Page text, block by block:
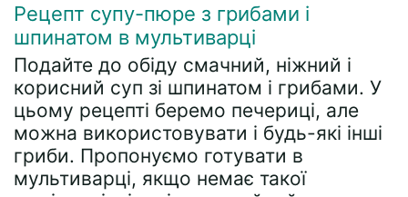
Рецепт супу-пюре з грибами і
шпинатом в мультиварці
Подайте до обіду смачний, ніжний і
корисний суп зі шпинатом і грибами. У
цьому рецепті беремо печериці, але
можна використовувати і будь-які інші
гриби. Пропонуємо готувати в
мультиварці, якщо немає такої